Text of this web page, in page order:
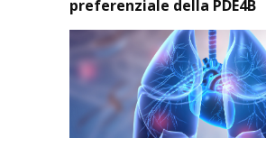
preferenziale della PDE4B